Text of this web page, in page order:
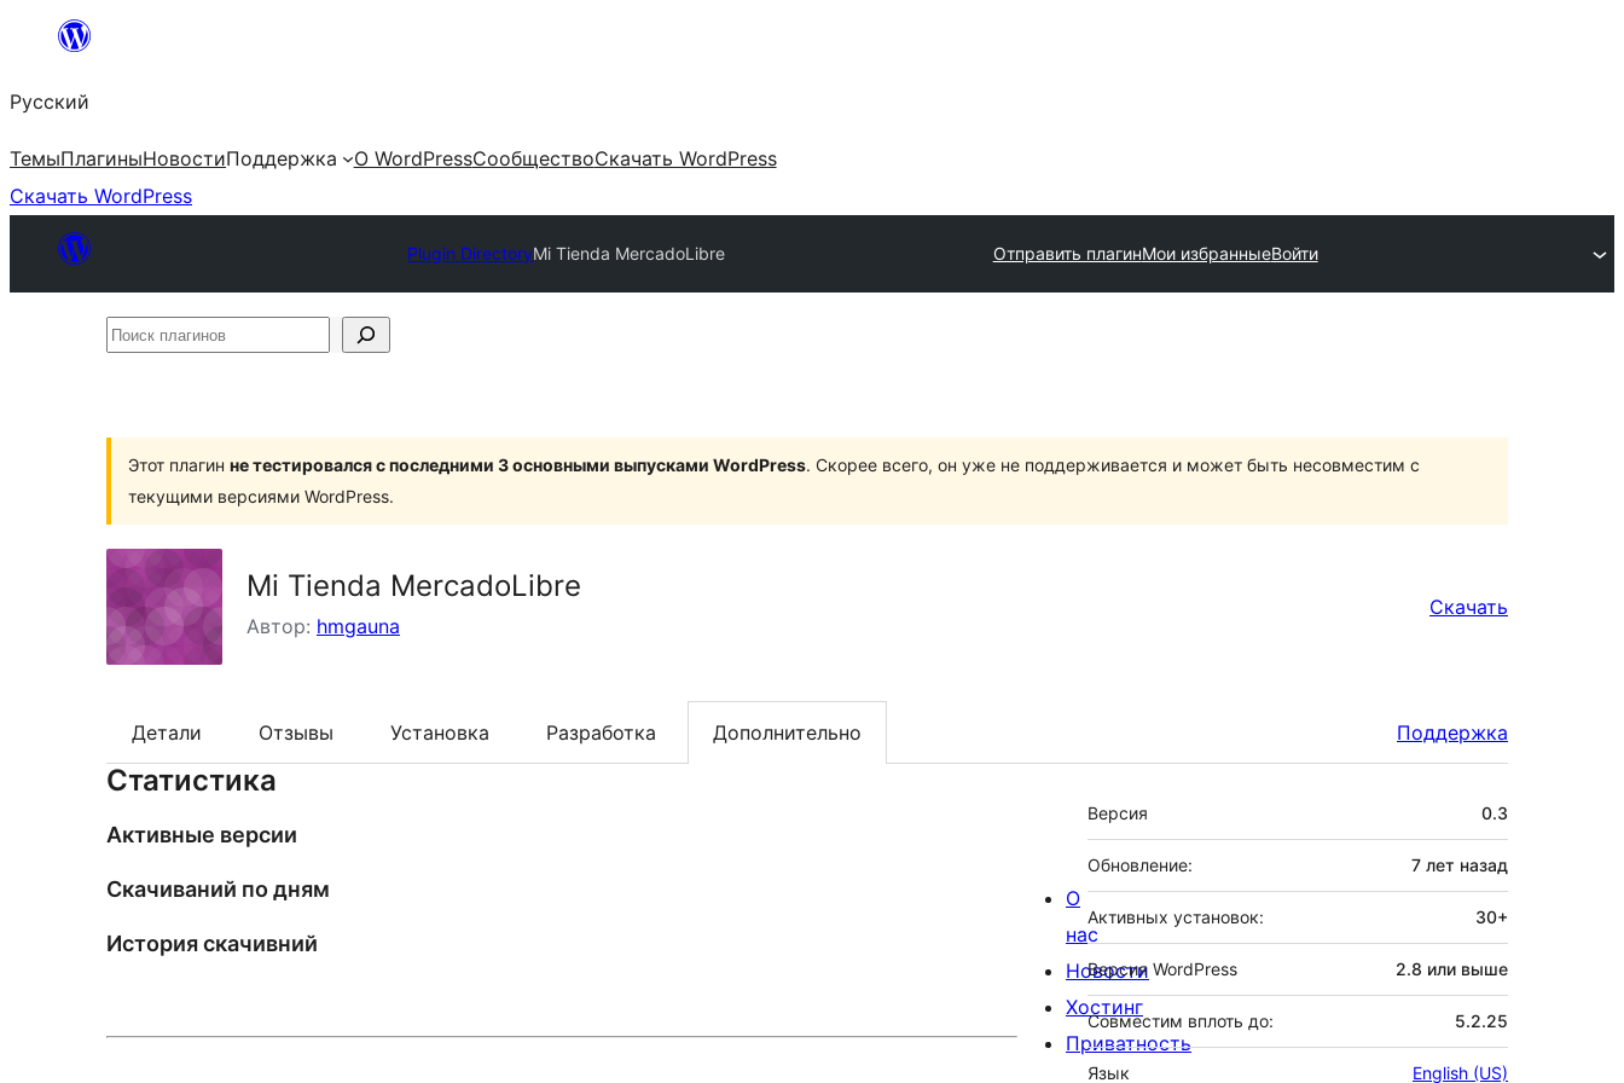
Перейти
содержимому
Русский
ТемыПлагиныНовостиПоддержка О WordPressСообществоСкачать WordPress
Скачать WordPress
Plugin DirectoryMi Tienda MercadoLibre Отправить плагинМои избранныеВойти
Поиск
Этот плагин не тестировался с последними 3 основными выпусками WordPress. Скорее всего, он уже не поддерживается и может быть несовместим с
текущими версиями WordPress.
Mi Tienda MercadoLibre
Автор: hmgauna
Скачать
Детали Отзывы Установка Разработка Дополнительно Поддержка
Статистика
Активные версии
Скачиваний по дням
История скачивний
Мета
Версия 0.3
Обновление: 7 лет назад
Активных установок: 30+
Версия WordPress 2.8 или выше
Совместим вплоть до: 5.2.25
Язык English (US)
О
нас
Новости
Хостинг
Приватность